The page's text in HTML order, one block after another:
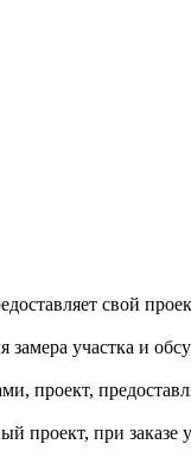
свой
участка и
проект,
проект, при заказе